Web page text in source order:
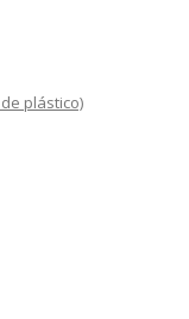
plástico)